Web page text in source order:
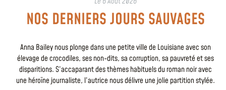
NOS DERNIERS JOURS SAUVAGES
Anna Bailey nous plonge dans une petite ville de Louisiane avec son
élevage de crocodiles, ses non-dits, sa corruption, sa pauvreté et ses
disparitions. S’accaparant des thèmes habituels du roman noir avec
une héroïne journaliste, l’autrice nous délivre une jolie partition stylée.